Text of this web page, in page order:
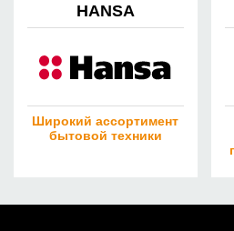
HANSA
Широкий ассортимент
бытовой техники